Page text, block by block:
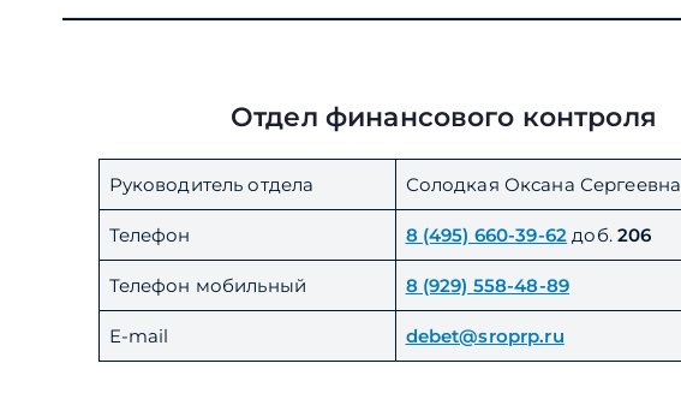
Отдел финансового контроля
Руководитель отдела Солодкая Оксана Сергеевна
Телефон 8 (495) 660-39-62 доб. 206
Телефон мобильный 8 (929) 558-48-89
E-mail debet@sroprp.ru